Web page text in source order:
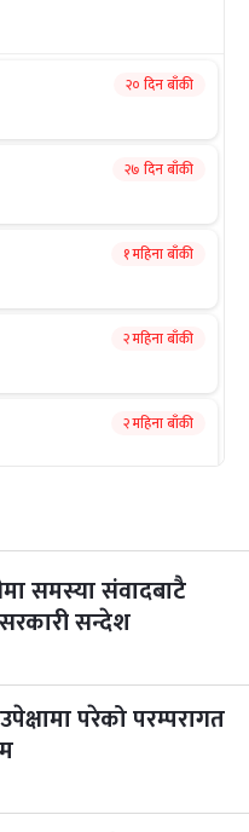
२० दिन बाँकी
२७ दिन बाँकी
१ महिना बाँकी
२ महिना बाँकी
२ महिना बाँकी
२ महिना बाँकी
समस्या संवादबाटै
सन्देश
परेको परम्परागत